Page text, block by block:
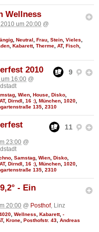
Wellness
um 20:00 @
Neutral Frau Stein Vieles
Kabarett, Therme AT, Fisch
9
2010
16:00 @
Wien House Disko
AT, Dirndl 16 :) München 1020
135 2310
11
23:00 @
, Samstag, Wien, Disko,
AT, Dirndl, 16 :), München, 1020,
135, 2310
- Ein
20:00 @ Posthof, Linz
Wellness Kabarett, -
, Krone Posthofstr. 43 Andreas